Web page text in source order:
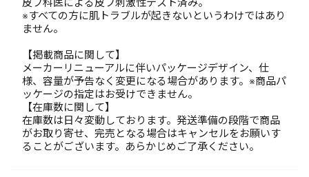
皮フ科医による皮フ刺激性テスト済み。
※すべての方に肌トラブルが起きないというわけではあり
ません。
【掲載商品に関して】
メーカーリニューアルに伴いパッケージデザイン、仕
様、容量が予告なく変更になる場合があります。※商品パ
ッケージの指定はお受けできません。
【在庫数に関して】
在庫数は日々変動しております。発送準備の段階で商品
がお取り寄せ、完売となる場合はキャンセルをお願いす
ることがございます。あらかじめご了承ください。